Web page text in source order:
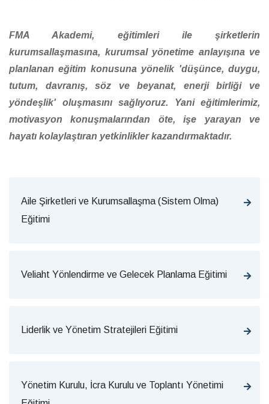
FMA Akademi, eğitimleri ile şirketlerin
kurumsallaşmasına, kurumsal yönetime anlayışına ve
planlanan eğitim konusuna yönelik 'düşünce, duygu,
tutum, davranış, söz ve beyanat, enerji birliği ve
yöndeşlik' oluşmasını sağlıyoruz. Yani eğitimlerimiz,
motivasyon konuşmalarından öte, işe yarayan ve
hayatı kolaylaştıran yetkinlikler kazandırmaktadır.
Aile Şirketleri ve Kurumsallaşma (Sistem Olma)
Eğitimi
Veliaht Yönlendirme ve Gelecek Planlama Eğitimi
Liderlik ve Yönetim Stratejileri Eğitimi
Yönetim Kurulu, İcra Kurulu ve Toplantı Yönetimi